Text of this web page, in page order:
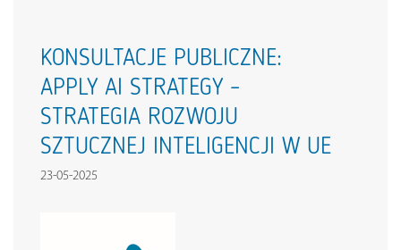
KONSULTACJE PUBLICZNE:
APPLY AI STRATEGY –
STRATEGIA ROZWOJU
SZTUCZNEJ INTELIGENCJI W UE
23-05-2025